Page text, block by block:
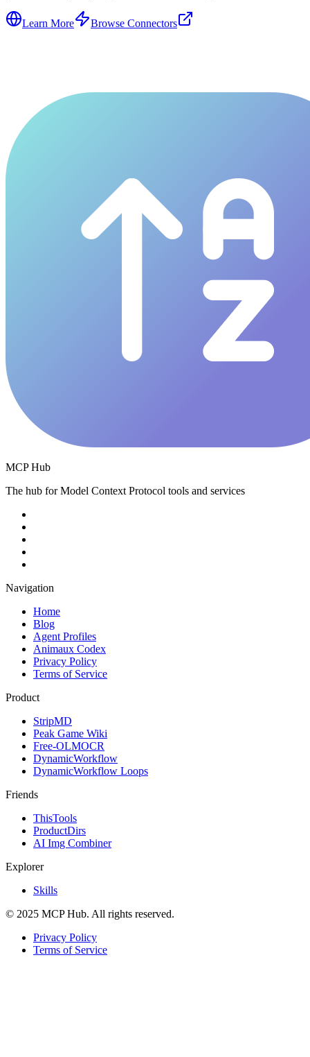
Learn More Browse Connectors
MCP Hub
The hub for Model Context Protocol tools and services
Navigation
Home
Blog
Agent Profiles
Animaux Codex
Privacy Policy
Terms of Service
Product
StripMD
Peak Game Wiki
Free-OLMOCR
DynamicWorkflow
DynamicWorkflow Loops
Friends
ThisTools
ProductDirs
AI Img Combiner
Explorer
Skills
© 2025 MCP Hub. All rights reserved.
Privacy Policy
Terms of Service